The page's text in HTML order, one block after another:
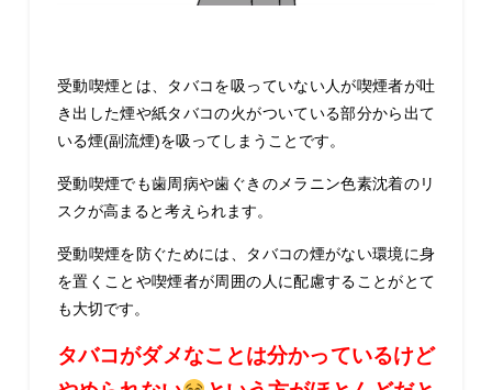
受動喫煙とは、タバコを吸っていない人が喫煙者が吐
き出した煙や紙タバコの火がついている部分から出て
いる煙(副流煙)を吸ってしまうことです。
受動喫煙でも歯周病や歯ぐきのメラニン色素沈着のリ
スクが高まると考えられます。
受動喫煙を防ぐためには、タバコの煙がない環境に身
を置くことや喫煙者が周囲の人に配慮することがとて
も大切です。
タバコがダメなことは分かっているけど